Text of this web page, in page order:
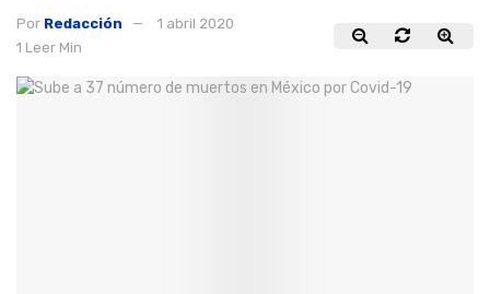
Por Redacción
1 abril 2020
1 Leer Min